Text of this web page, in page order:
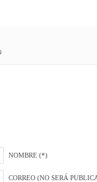
NOMBRE (*)
CORREO (NO SERÁ